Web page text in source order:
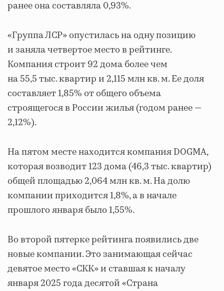
ранее она составляла 0,93%.
«Группа ЛСР» опустилась на одну позицию
и заняла четвертое место в рейтинге.
Компания строит 92 дома более чем
на 55,5 тыс. квартир и 2,115 млн кв. м. Ее доля
составляет 1,85% от общего объема
строящегося в России жилья (годом ранее —
2,12%).
На пятом месте находится компания DOGMA,
которая возводит 123 дома (46,3 тыс. квартир)
общей площадью 2,064 млн кв. м. На долю
компании приходится 1,8%, а в начале
прошлого января было 1,55%.
Во второй пятерке рейтинга появились две
новые компании. Это занимающая сейчас
девятое место «СКК» и ставшая к началу
января 2025 года десятой «Страна